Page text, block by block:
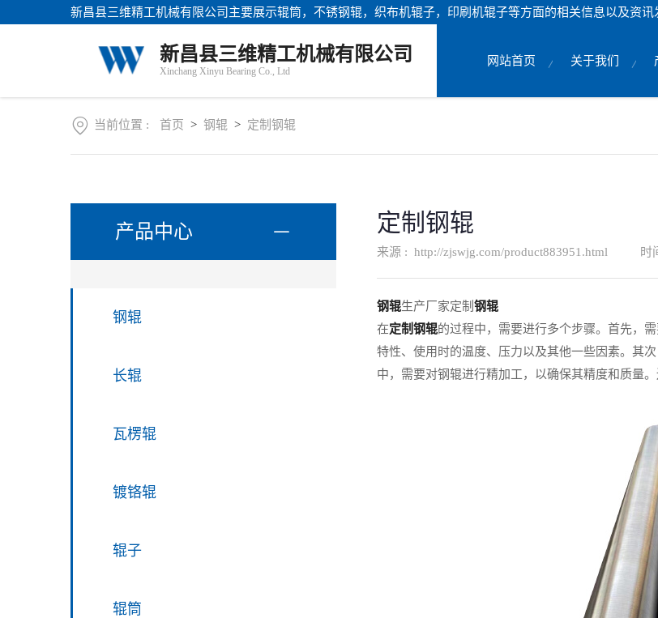
新昌县三维精工机械有限公司主要展示辊筒，不锈钢辊，织布机辊子，印刷机辊子等方面的相关信息以及资讯
新昌县三维精工机械有限公司
Xinchang Xinyu Bearing Co., Ltd
网站首页 关于我们
们
当前位置 : 首页 > 钢辊 > 定制钢辊
产品中心
钢辊
长辊
瓦楞辊
镀铬辊
辊子
辊筒
定制钢辊
来源 : http://zjswjg.com/product883951.html 时
钢辊生产厂家定制钢辊
在定制钢辊的过程中，需要进行多个步骤。首先，
特性、使用时的温度、压力以及其他一些因素。其
中，需要对钢辊进行精加工，以确保其精度和质量